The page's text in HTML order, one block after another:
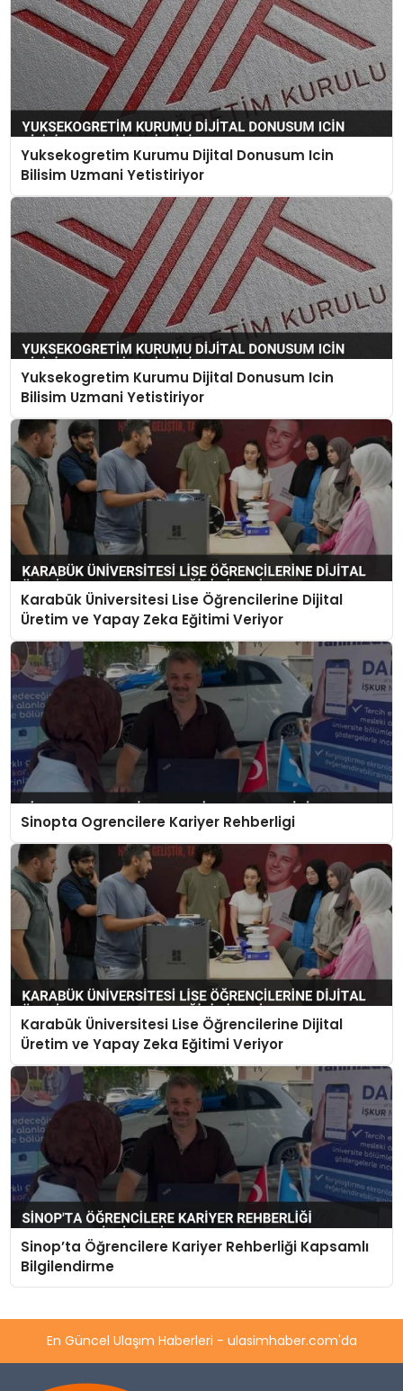
Yuksekogretim Kurumu Dijital Donusum Icin
Bilisim Uzmani Yetistiriyor
Yuksekogretim Kurumu Dijital Donusum Icin
Bilisim Uzmani Yetistiriyor
Karabük Üniversitesi Lise Öğrencilerine Dijital
Üretim ve Yapay Zeka Eğitimi Veriyor
Sinopta Ogrencilere Kariyer Rehberligi
Karabük Üniversitesi Lise Öğrencilerine Dijital
Üretim ve Yapay Zeka Eğitimi Veriyor
Sinop’ta Öğrencilere Kariyer Rehberliği Kapsamlı
Bilgilendirme
En Güncel Ulaşım Haberleri - ulasimhaber.com'da